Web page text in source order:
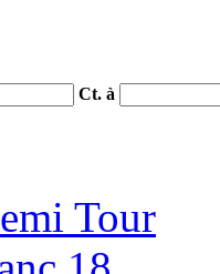
Ct. à